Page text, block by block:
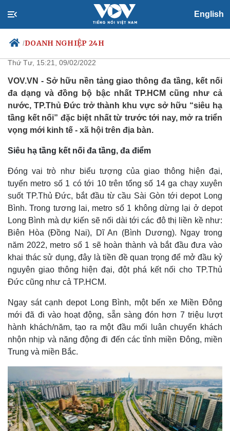
English
/DOANH NGHIỆP 24H
Chính trị
Đảng
Tổ chức nhân sự
Quốc hội
Xã hội
Tin 24h
Dự báo thời tiết
Giáo dục
Việc làm
Động lực tăng trưởng mới từ
“siêu hạ tầng kết nối” Thủ Đức
Thứ Tư, 15:21, 09/02/2022
VOV.VN - Sở hữu nền tảng giao thông đa tầng, kết nối
đa dạng và đồng bộ bậc nhất TP.HCM cũng như cả
nước, TP.Thủ Đức trở thành khu vực sở hữu “siêu hạ
tầng kết nối” đặc biệt nhất từ trước tới nay, mở ra triển
vọng mới kinh tế - xã hội trên địa bàn.
Siêu hạ tầng kết nối đa tầng, đa điểm
Đóng vai trò như biểu tượng của giao thông hiện đại,
tuyến metro số 1 có tới 10 trên tổng số 14 ga chạy xuyên
suốt TP.Thủ Đức, bắt đầu từ cầu Sài Gòn tới depot Long
Bình. Trong tương lai, metro số 1 không dừng lại ở depot
Long Bình mà dự kiến sẽ nối dài tới các đô thị liền kề như:
Biên Hòa (Đồng Nai), Dĩ An (Bình Dương). Ngay trong
năm 2022, metro số 1 sẽ hoàn thành và bắt đầu đưa vào
khai thác sử dụng, đây là tiền đề quan trọng để mở đầu kỷ
nguyên giao thông hiện đại, đột phá kết nối cho TP.Thủ
Đức cũng như cả TP.HCM.
Ngay sát cạnh depot Long Bình, một bến xe Miền Đông
mới đã đi vào hoạt động, sẵn sàng đón hơn 7 triệu lượt
hành khách/năm, tạo ra một đầu mối luân chuyển khách
nhộn nhịp và năng động đi đến các tỉnh miền Đông, miền
Trung và miền Bắc.